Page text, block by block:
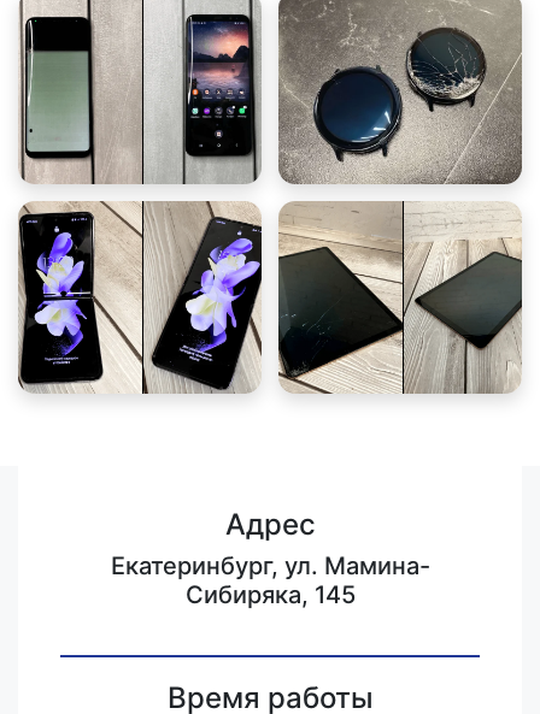
Адрес
Екатеринбург, ул. Мамина-
Сибиряка, 145
Время работы